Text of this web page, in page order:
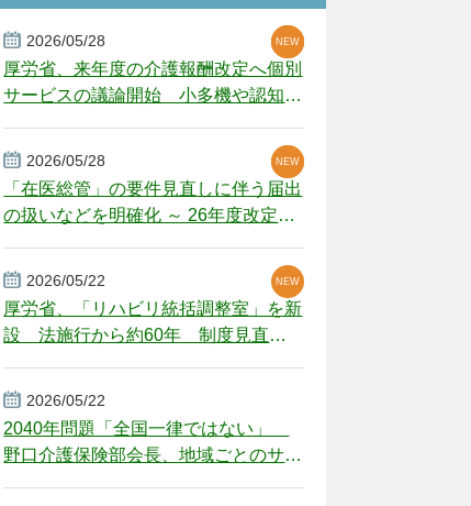
2026/05/28
厚労省、来年度の介護報酬改定へ個別
サービスの議論開始 小多機や認知症
NEW
NEW
NEW
2026/05/28
「在医総管」の要件見直しに伴う届出
の扱いなどを明確化 ～ 26年度改定疑
NEW
NEW
2026/05/22
厚労省、「リハビリ統括調整室」を新
設 法施行から約60年 制度見直し
NEW
2026/05/22
2040年問題「全国一律ではない」
野口介護保険部会長、地域ごとのサー